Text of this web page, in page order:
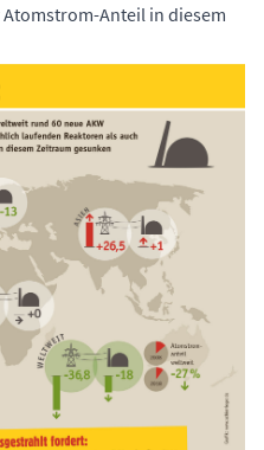
Anteil in diesem